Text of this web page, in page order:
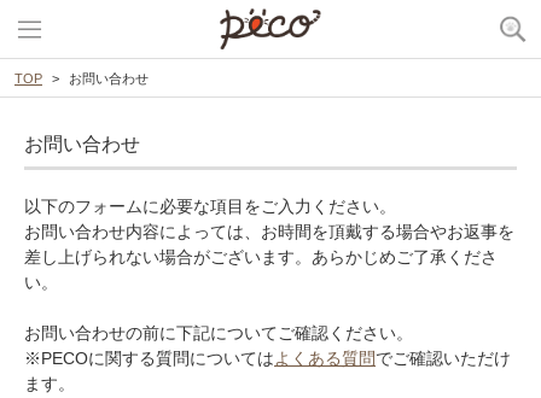
TOP お問い合わせ
お問い合わせ
以下のフォームに必要な項目をご入力ください。
お問い合わせ内容によっては、お時間を頂戴する場合やお返事を
差し上げられない場合がございます。あらかじめご了承くださ
い。
お問い合わせの前に下記についてご確認ください。
※PECOに関する質問についてはよくある質問でご確認いただけ
ます。